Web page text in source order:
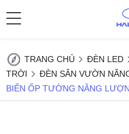
TRANG CHỦ ĐÈN LED
TRỜI
ĐÈN SÂN VƯỜN
BIẾN ỐP TƯỜNG NĂNG